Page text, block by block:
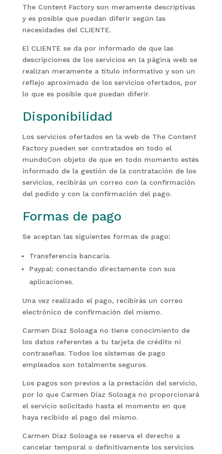
The Content Factory son meramente descriptivas
y es posible que puedan diferir según las
necesidades del CLIENTE.
El CLIENTE se da por informado de que las
descripciones de los servicios en la página web se
realizan meramente a título informativo y son un
reflejo aproximado de los servicios ofertados, por
lo que es posible que puedan diferir.
Disponibilidad
Los servicios ofertados en la web de The Content
Factory pueden ser contratados en todo el
mundoCon objeto de que en todo momento estés
informado de la gestión de la contratación de los
servicios, recibirás un correo con la confirmación
del pedido y con la confirmación del pago.
Formas de pago
Se aceptan las siguientes formas de pago:
Transferencia bancaria.
Paypal: conectando directamente con sus
aplicaciones.
Una vez realizado el pago, recibirás un correo
electrónico de confirmación del mismo.
Carmen Díaz Soloaga no tiene conocimiento de
los datos referentes a tu tarjeta de crédito ni
contraseñas. Todos los sistemas de pago
empleados son totalmente seguros.
Los pagos son previos a la prestación del servicio,
por lo que Carmen Díaz Soloaga no proporcionará
el servicio solicitado hasta el momento en que
haya recibido el pago del mismo.
Carmen Díaz Soloaga se reserva el derecho a
cancelar temporal o definitivamente los servicios